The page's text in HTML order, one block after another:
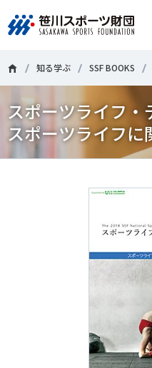
研
調
社
国
知
お
＃誰が子どものスポーツをささえる
＃アクティブなまちづくり
＃スポー
＃差別と
調
スポーツライフ・データ
スポーツ白書
知る学ぶ SSF BOOKS
スポーツライフ・
スポーツライフ